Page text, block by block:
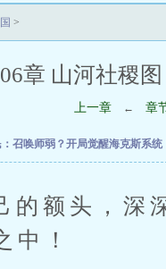
>
章 山河社稷
上一章 ← 章
召唤师弱？开局觉醒海克斯系统
头，深深
中！